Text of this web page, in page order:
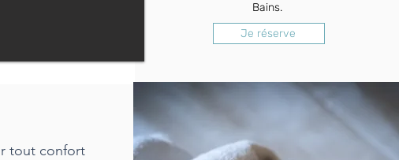
Bains.
Je réserve
tout confort